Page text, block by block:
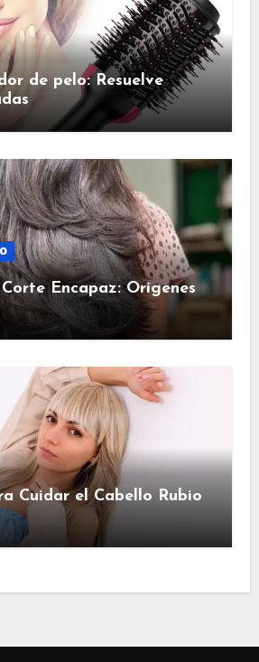
de pelo: Resuelve
Encapaz: Orígenes
Cuidar el Cabello Rubio